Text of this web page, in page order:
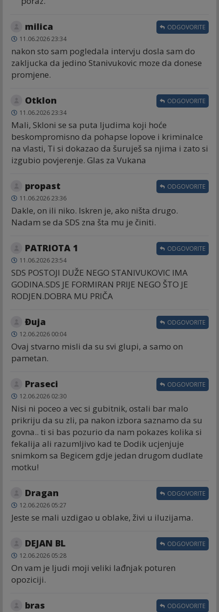
milica
11.06.2026 23:34
nakon sto sam pogledala intervju dosla sam do
zakljucka da jedino Stanivukovic moze da donese
promjene.
ODGOVORITE
Otklon
11.06.2026 23:34
Mali, Skloni se sa puta ljudima koji hoće
beskompromisno da pohapse lopove i kriminalce
na vlasti, Ti si dokazao da šuruješ sa njima i zato si
izgubio povjerenje. Glas za Vukana
ODGOVORITE
propast
11.06.2026 23:36
Dakle, on ili niko. Iskren je, ako ništa drugo.
Nadam se da SDS zna šta mu je činiti.
ODGOVORITE
PATRIOTA 1
11.06.2026 23:54
SDS POSTOJI DUŽE NEGO STANIVUKOVIC IMA
GODINA.SDS JE FORMIRAN PRIJE NEGO ŠTO JE
RODJEN.DOBRA MU PRIČA
ODGOVORITE
Đuja
12.06.2026 00:04
Ovaj stvarno misli da su svi glupi, a samo on
pametan.
ODGOVORITE
Praseci
12.06.2026 02:30
Nisi ni poceo a vec si gubitnik, ostali bar malo
prikriju da su zli, pa nakon izbora saznamo da su
govna.. ti si bas pozurio da nam pokazes kolika si
fekalija ali razumljivo kad te Dodik ucjenjuje
snimkom sa Begicem gdje jedan drugom dudlate
motku!
ODGOVORITE
Dragan
12.06.2026 05:27
Jeste se mali uzdigao u oblake, živi u iluzijama.
ODGOVORITE
DEJAN BL
12.06.2026 05:28
On vam je ljudi moji veliki lađnjak poturen
opoziciji.
ODGOVORITE
bras ODGOVORITE